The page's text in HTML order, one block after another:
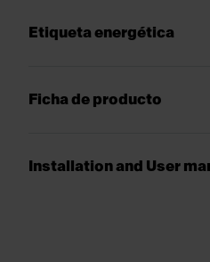
Etiqueta energética
Ficha de producto
Installation and User